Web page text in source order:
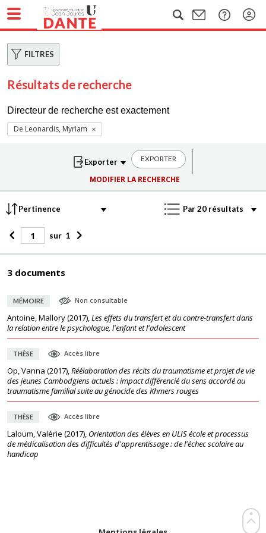
FILTRES
Résultats de recherche
Directeur de recherche est exactement
De Leonardis, Myriam
EXPORTER
MODIFIER LA RECHERCHE
sur 1
3 documents
MÉMOIRE Non consultable
Antoine, Mallory(2017),Les effets du transfert et du contre-transfert dans
la relation entre le psychologue, l'enfant et l'adolescent
THÈSE Accès libre
Op, Vanna (2017),Réélaboration des récits du traumatisme et projet de vie
des jeunes Cambodgiens actuels : impact différencié du sens accordé au
traumatisme familial suite au génocide des Khmers rouges
THÈSE Accès libre
Laloum, Valérie (2017), Orientation des élèves en ULIS école et processus
de médicalisation des difficultés d'apprentissage : de l'échec scolaire au
handicap